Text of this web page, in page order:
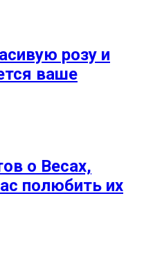
розу и
ваше
о Весах,
полюбить их